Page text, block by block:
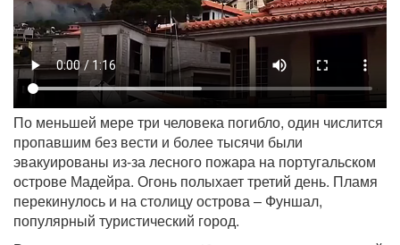
По меньшей мере три человека погибло, один числится
пропавшим без вести и более тысячи были
эвакуированы из-за лесного пожара на португальском
острове Мадейра. Огонь полыхает третий день. Пламя
перекинулось и на столицу острова – Фуншал,
популярный туристический город.